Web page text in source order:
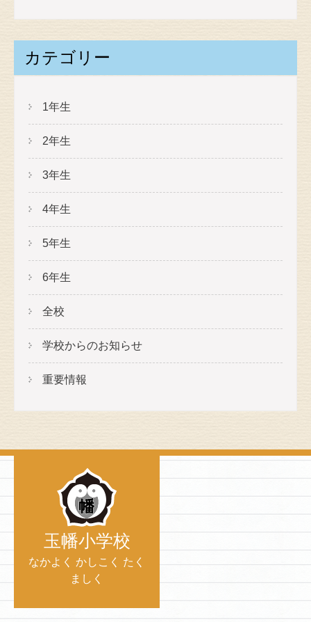
カテゴリー
1年生
2年生
3年生
4年生
5年生
6年生
全校
学校からのお知らせ
重要情報
玉幡小学校
なかよく かしこく たく
ましく